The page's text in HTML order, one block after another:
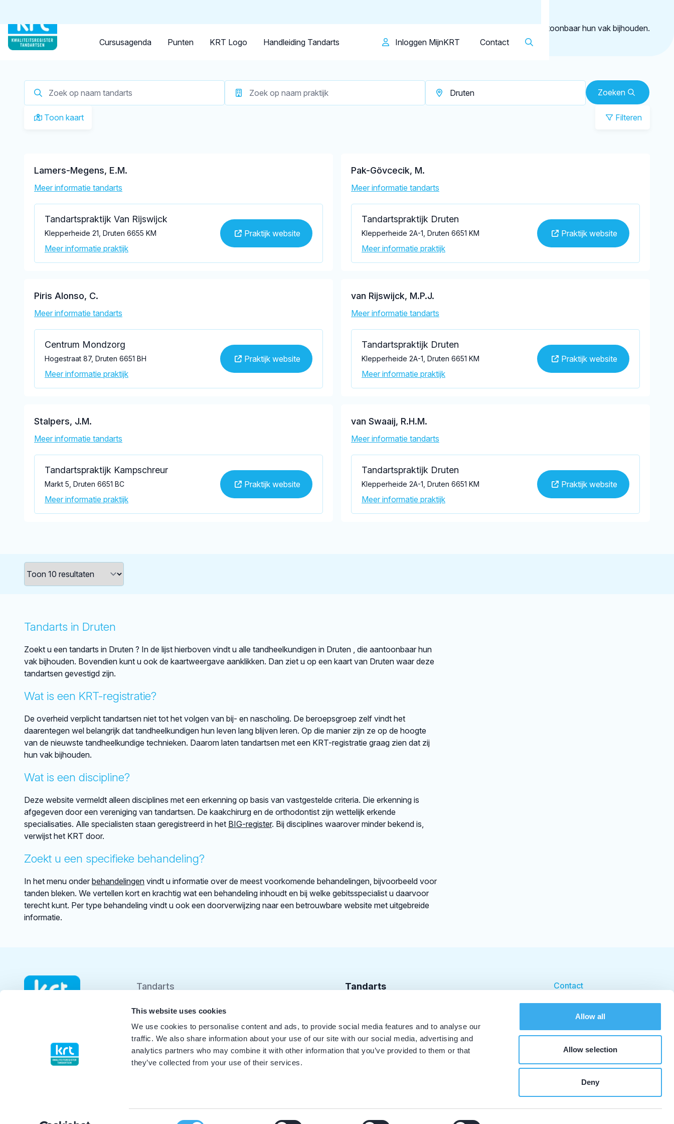
This website uses cookies
We use cookies to personalise content and ads, to provide social media features and to analyse our
traffic. We also share information about your use of our site with our social media, advertising and
analytics partners who may combine it with other information that you’ve provided to them or that
they’ve collected from your use of their services.
Allow all
Allow selection
Deny
Cursusagenda Punten KRT Logo Handleiding Tandarts Inloggen MijnKRT Contact
Je zoekt een geregistreerd die aantoonbaar hun vak bijhouden.
Zoeken
Toon kaart Filteren
Lamers-Megens, E.M.
Meer informatie tandarts
Tandartspraktijk Van Rijswijck
Klepperheide 21, Druten 6655 KM
Meer informatie praktijk
Praktijk website
Pak-Gövcecik, M.
Meer informatie tandarts
Tandartspraktijk Druten
Klepperheide 2A-1, Druten 6651 KM
Meer informatie praktijk
Praktijk website
Piris Alonso, C.
Meer informatie tandarts
Centrum Mondzorg
Hogestraat 87, Druten 6651 BH
Meer informatie praktijk
Praktijk website
van Rijswijck, M.P.J.
Meer informatie tandarts
Tandartspraktijk Druten
Klepperheide 2A-1, Druten 6651 KM
Meer informatie praktijk
Praktijk website
Stalpers, J.M.
Meer informatie tandarts
Tandartspraktijk Kampschreur
Markt 5, Druten 6651 BC
Meer informatie praktijk
Praktijk website
van Swaaij, R.H.M.
Meer informatie tandarts
Tandartspraktijk Druten
Klepperheide 2A-1, Druten 6651 KM
Meer informatie praktijk
Praktijk website
Tandarts in Druten
Zoekt u een tandarts in Druten ? In de lijst hierboven vindt u alle tandheelkundigen in Druten , die aantoonbaar hun
vak bijhouden. Bovendien kunt u ook de kaartweergave aanklikken. Dan ziet u op een kaart van Druten waar deze
tandartsen gevestigd zijn.
Wat is een KRT-registratie?
De overheid verplicht tandartsen niet tot het volgen van bij- en nascholing. De beroepsgroep zelf vindt het
daarentegen wel belangrijk dat tandheelkundigen hun leven lang blijven leren. Op die manier zijn ze op de hoogte
van de nieuwste tandheelkundige technieken. Daarom laten tandartsen met een KRT-registratie graag zien dat zij
hun vak bijhouden.
Wat is een discipline?
Deze website vermeldt alleen disciplines met een erkenning op basis van vastgestelde criteria. Die erkenning is
afgegeven door een vereniging van tandartsen. De kaakchirurg en de orthodontist zijn wettelijk erkende
specialisaties. Alle specialisten staan geregistreerd in het BIG-register. Bij disciplines waarover minder bekend is,
verwijst het KRT door.
Zoekt u een specifieke behandeling?
In het menu onder behandelingen vindt u informatie over de meest voorkomende behandelingen, bijvoorbeeld voor
tanden bleken. We vertellen kort en krachtig wat een behandeling inhoudt en bij welke gebitsspecialist u daarvoor
terecht kunt. Per type behandeling vindt u ook een doorverwijzing naar een betrouwbare website met uitgebreide
informatie.
Tandarts
Student
Opleider
Patiënt
Tandarts
Punten
KRT Logo
Contact
Cookie beleid